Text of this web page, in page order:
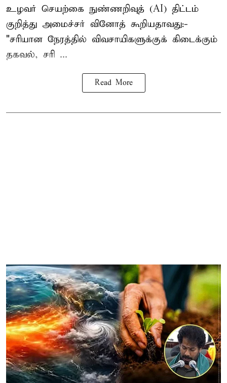
உழவர் செயற்கை நுண்ணறிவுத் (AI) திட்டம்
குறித்து அமைச்சர் வினோத் கூறியதாவது:-
"சரியான நேரத்தில் விவசாயிகளுக்குக் கிடைக்கும்
தகவல், சரி ...
Read More